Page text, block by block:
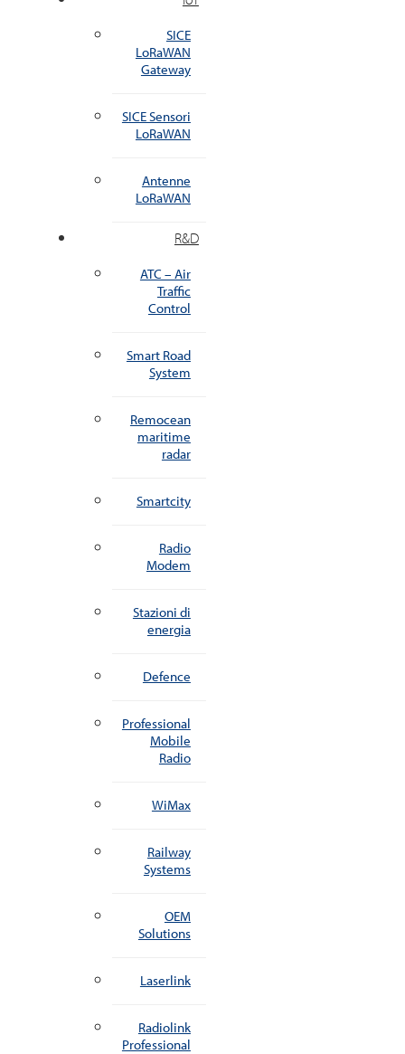
SICE
LoRaWAN
Gateway
SICE Sensori
LoRaWAN
Antenne
LoRaWAN
R&D
ATC – Air
Traffic
Control
Smart Road
System
Remocean
maritime
radar
Smartcity
Radio
Modem
Stazioni di
energia
Defence
Professional
Mobile
Radio
WiMax
Railway
Systems
OEM
Solutions
Laserlink
Radiolink
Professional